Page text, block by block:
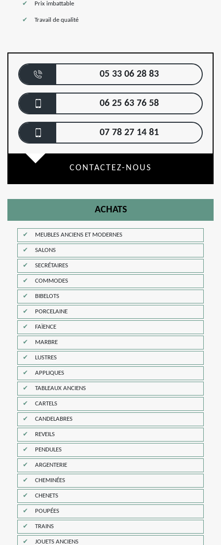
Prix imbattable
Travail de qualité
05 33 06 28 83
06 25 63 76 58
07 78 27 14 81
CONTACTEZ-NOUS
ACHATS
MEUBLES ANCIENS ET MODERNES
SALONS
SECRÉTAIRES
COMMODES
BIBELOTS
PORCELAINE
FAÏENCE
MARBRE
LUSTRES
APPLIQUES
TABLEAUX ANCIENS
CARTELS
CANDELABRES
REVEILS
PENDULES
ARGENTERIE
CHEMINÉES
CHENETS
POUPÉES
TRAINS
JOUETS ANCIENS